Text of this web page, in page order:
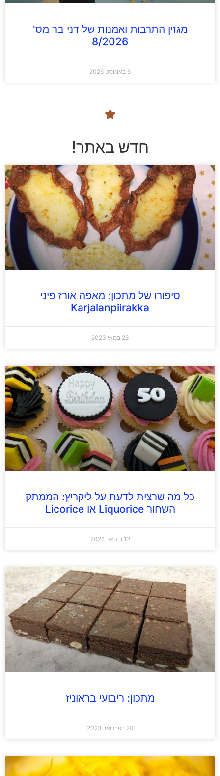
מגזין התרבות ואמנות של דני בר מס'
8/2026
6 באוגוסט 2026
חדש באתר!
סיפורו של מתכון: מאפה אורז פיני
Karjalanpiirakka
23 במאי 2023
כל מה שרצית לדעת על ליקריץ: הממתק
השחור Liquorice או Licorice
12 בינואר 2024
מתכון: ריבועי בראוניז
20 בפברואר 2023